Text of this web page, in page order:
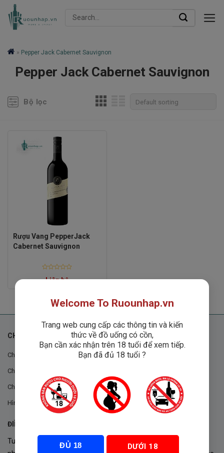
Skip
Search
» Pepper Jack Cabernet Sauvignon
Pepper Jack Cabernet Sauvignon
Bộ lọc
Rượu Vang PepperJack
Cabernet Sauvignon
Rated
Liên hệ
CHÍNH SÁCH
Chính sách chung
Chính sách đổi trả
Chính sách mua hàng
Hình thức thanh toán
ĐIỀU KHOẢN VÀ CHÍNH SÁCH
Tuân thủ Nghị định 105/2017/NĐ-CP ngày 14/9/2017 của Chính
Welcome To Ruounhap.vn
Trang web cung cấp các thông tin và kiến
thức về đồ uống có cồn,
Bạn cần xác nhận trên 18 tuổi để xem tiếp.
Bạn đã đủ 18 tuổi ?
ĐỦ 18
DƯỚI 18